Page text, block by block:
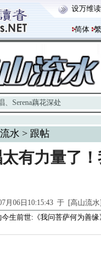
设万维
简体
、 Serena藕花深处
水 > 跟帖
有力量了
月06日10:15:43 于 [高山流水]
今生前世:《我问菩萨何为善